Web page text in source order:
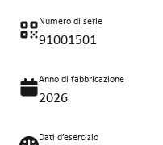
Numero di serie
91001501
Anno di fabbricazione
2026
Dati d’esercizio